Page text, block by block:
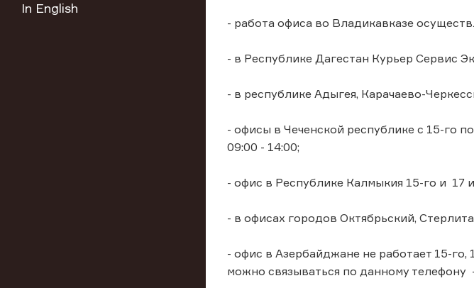
In English
- работа офиса во Владикавказе
- в Республике Дагестан Курьер Сервис
- в республике Адыгея, Карачаево-
- офисы в Чеченской республике с 15-го
09:00 - 14:00;
- офис в Республике Калмыкия 15-го и 17
- в офисах городов Октябрьский,
- офис в Азербайджане не работает 15-го,
можно связываться по данному телефону